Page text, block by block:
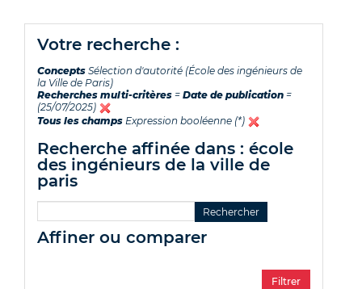
votre recherche :
Concepts Sélection d'autorité (École des ingénieurs de
la Ville de Paris)
Recherches multi-critères = Date de publication =
(25/07/2025)
Tous les champs Expression booléenne (*)
recherche affinée dans : école
des ingénieurs de la ville de
paris
affiner ou comparer